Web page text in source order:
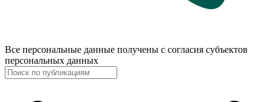
Все персональные данные получены с согласия субъектов
персональных данных